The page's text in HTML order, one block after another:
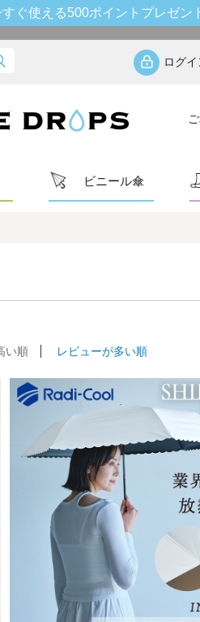
ぐ使える500ポイントプレゼン
ログイ
ビニール傘
い順 レビューが多い順